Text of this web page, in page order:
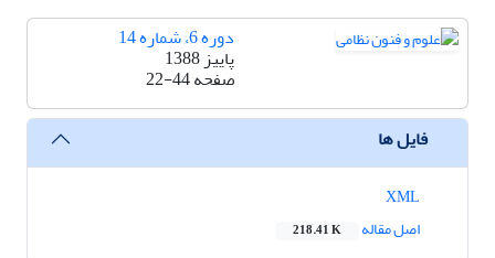
دوره 6، شماره 14
پاییز 1388
صفحه22-44
فایل ها
اصل مقاله
218.41 K